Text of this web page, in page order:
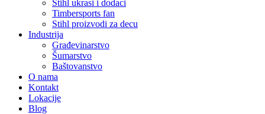
Stihl ukrasi i dodaci
Timbersports fan
Stihl proizvodi za decu
Industrija
Građevinarstvo
Šumarstvo
Baštovanstvo
O nama
Kontakt
Lokacije
Blog